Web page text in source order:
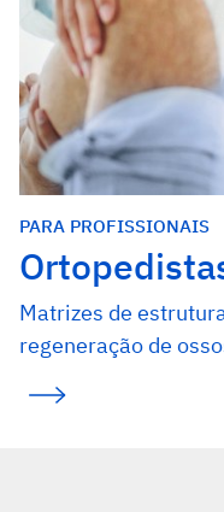
PARA PROFISSIONAIS
Matrizes de
regeneração de